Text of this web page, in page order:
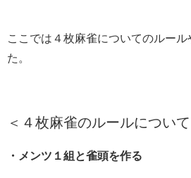
ここでは４枚麻雀についてのルー
た。
＜４枚麻雀のルールについて
・メンツ１組と雀頭を作る